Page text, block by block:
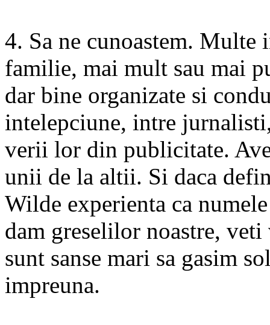
4. Sa ne cunoastem. Multe
familie, mai mult sau mai
dar bine organizate si
intelepciune, intre
verii lor din publicitate.
unii de la altii. Si daca
Wilde experienta ca
dam greselilor noastre, veti
sunt sanse mari sa gasim
impreuna.